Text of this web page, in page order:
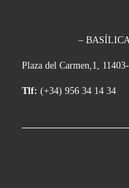
–
Plaza del Carmen,1,
Tlf: (+34) 956 34 14 34